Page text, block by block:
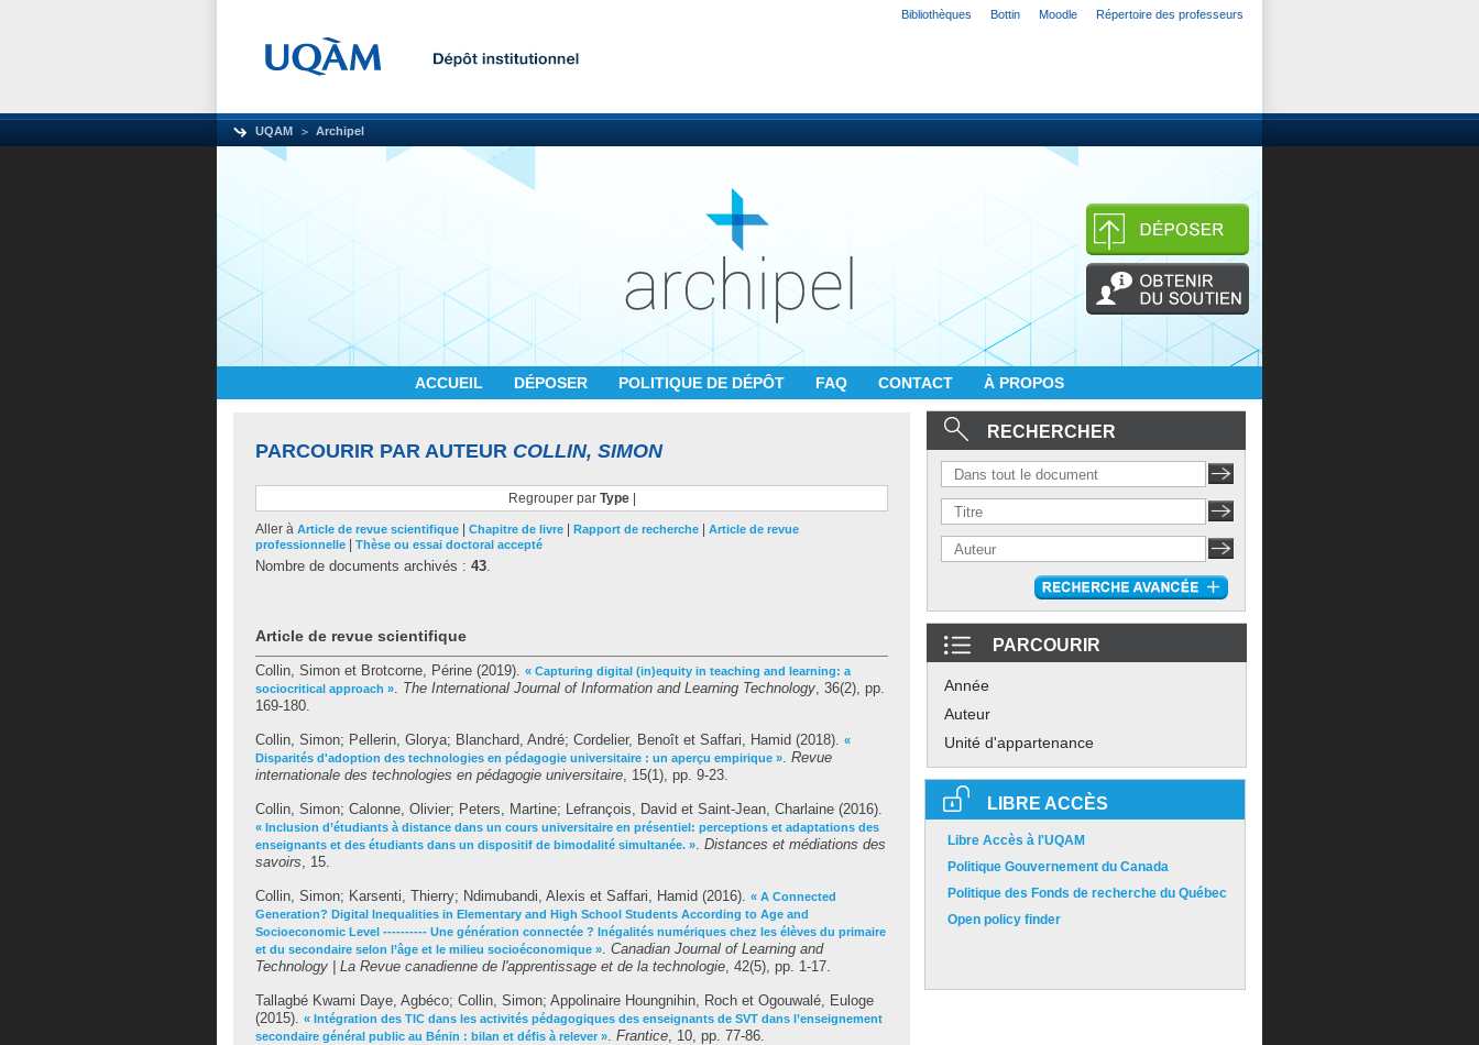
Bibliothèques Bottin Moodle Répertoire des professeurs
UQAM Archipel
ACCUEIL DÉPOSER POLITIQUE DE DÉPÔT FAQ CONTACT À PROPOS
PARCOURIR PAR AUTEUR COLLIN, SIMON
Regrouper par Type|
Aller à Article de revue scientifique Chapitre de livre Rapport de recherche
Article de revue
professionnelle
Thèse ou essai doctoral accepté
Nombre de documents archivés : 43.
Article de revue scientifique
Collin, Simon et Brotcorne, Périne (2019). « Capturing digital (in)equity in teaching and learning: a
sociocritical approach ». The International Journal of Information and Learning Technology, 36(2), pp.
169-180.
Collin, Simon; Pellerin, Glorya; Blanchard, André; Cordelier, Benoît et Saffari, Hamid (2018). «
Disparités d'adoption des technologies en pédagogie universitaire : un aperçu empirique ». Revue
internationale des technologies en pédagogie universitaire, 15(1), pp. 9-23.
Collin, Simon; Calonne, Olivier; Peters, Martine; Lefrançois, David et Saint-Jean, Charlaine (2016).
« Inclusion d’étudiants à distance dans un cours universitaire en présentiel: perceptions et adaptations des
enseignants et des étudiants dans un dispositif de bimodalité simultanée. ». Distances et médiations des
savoirs, 15.
Collin, Simon; Karsenti, Thierry; Ndimubandi, Alexis et Saffari, Hamid (2016). « A Connected
Generation? Digital Inequalities in Elementary and High School Students According to Age and
Socioeconomic Level ---------- Une génération connectée ? Inégalités numériques chez les élèves du primaire
et du secondaire selon l’âge et le milieu socioéconomique ». Canadian Journal of Learning and
Technology | La Revue canadienne de l'apprentissage et de la technologie, 42(5), pp. 1-17.
Tallagbé Kwami Daye, Agbéco; Collin, Simon; Appolinaire Houngnihin, Roch et Ogouwalé, Euloge
(2015). « Intégration des TIC dans les activités pédagogiques des enseignants de SVT dans l’enseignement
secondaire général public au Bénin : bilan et défis à relever ». Frantice, 10, pp. 77-86.
RECHERCHER
PARCOURIR
Année
Auteur
Unité d'appartenance
LIBRE ACCÈS
Libre Accès à l'UQAM
Politique Gouvernement du Canada
Politique des Fonds de recherche du Québec
Open policy finder